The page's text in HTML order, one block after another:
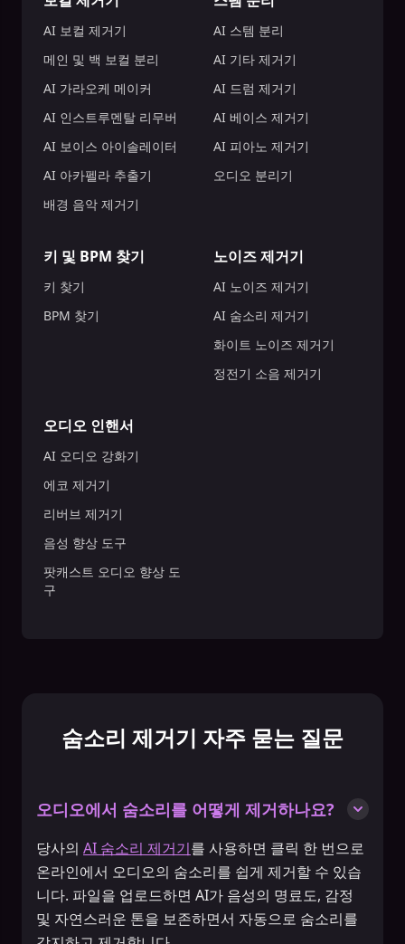
AI 보컬 제거기
메인 및 백 보컬 분리
AI 가라오케 메이커
AI 인스트루멘탈 리무버
AI 보이스 아이솔레이터
AI 아카펠라 추출기
배경 음악 제거기
AI 스템 분리
AI 기타 제거기
AI 드럼 제거기
AI 베이스 제거기
AI 피아노 제거기
오디오 분리기
키 및 BPM 찾기
키 찾기
BPM 찾기
노이즈 제거기
AI 노이즈 제거기
AI 숨소리 제거기
화이트 노이즈 제거기
정전기 소음 제거기
오디오 인핸서
AI 오디오 강화기
에코 제거기
리버브 제거기
음성 향상 도구
팟캐스트 오디오 향상 도
구
숨소리 제거기 자주 묻는 질문
오디오에서 숨소리를 어떻게 제거하나요?
당사의 AI 숨소리 제거기를 사용하면 클릭 한 번으로
온라인에서 오디오의 숨소리를 쉽게 제거할 수 있습
니다. 파일을 업로드하면 AI가 음성의 명료도, 감정
및 자연스러운 톤을 보존하면서 자동으로 숨소리를